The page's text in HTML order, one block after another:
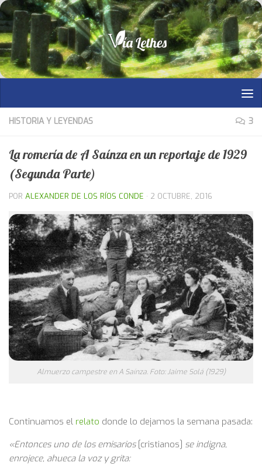
Saltar al contenido
HISTORIA Y LEYENDAS 3
La romería de A Saínza en un reportaje de 1929
(Segunda Parte)
POR ALEXANDER DE LOS RÍOS CONDE · 2 OCTUBRE, 2016
Almuerzo campestre en A Saínza. Foto: Jaime Solá (1929)
Continuamos el relato donde lo dejamos la semana pasada:
«Entonces uno de los emisarios[cristianos] se indigna,
enrojece, ahueca la voz y grita: